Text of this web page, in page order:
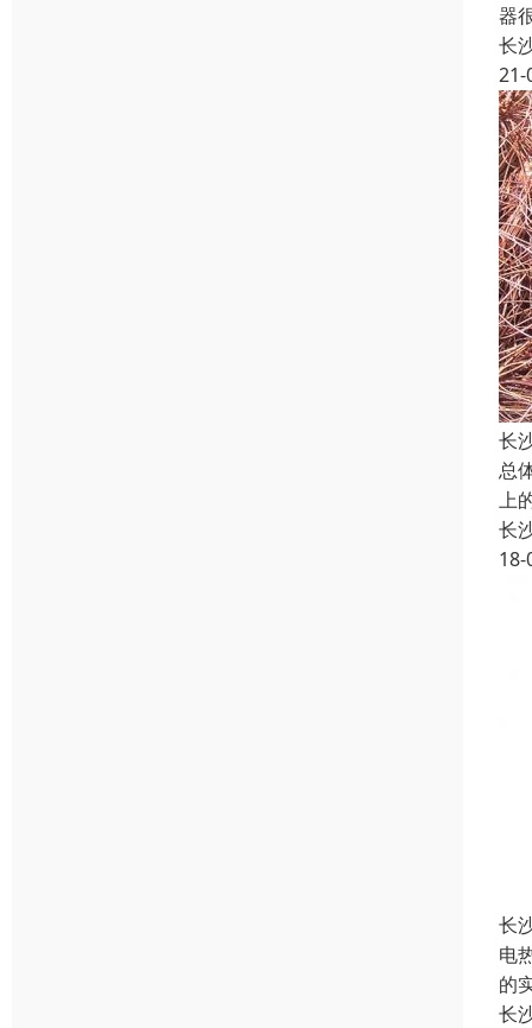
器
长
21-
长
总
上
长
18-
长
电
的
长